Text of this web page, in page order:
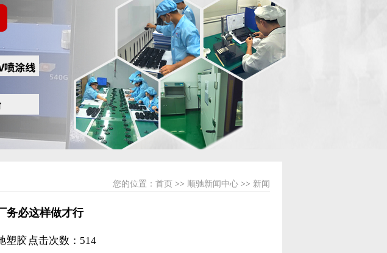
您的位置： 首页 >> 顺驰新闻中心 >> 新闻
务必这样做才行
胶 点击次数： 514